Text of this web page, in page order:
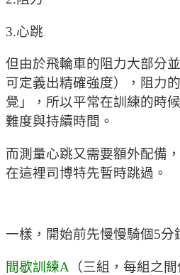
3.心跳
但由於飛輪車的阻力大部分
可定義出精確強度），阻力
覺」，所以平常在訓練的時
難度與持續時間。
而測量心跳又需要額外配備
在這裡司博特先暫時跳過。
一樣，開始前先慢慢騎個5分
間歇訓練A （三組，每組之